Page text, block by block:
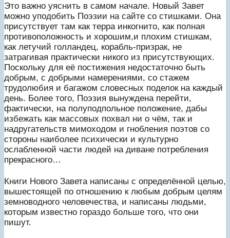
Это важно уяснить в самом начале. Новый Завет
можно уподобить Поэзии на сайте со стишками. Она
присутствует там как терра инкогнито, как полная
противоположность и хорошим,и плохим стишкам,
как летучий голландец, корабль-призрак, не
затрагивая практически никого из присутствующих.
Поскольку для её постижения недостаточно быть
добрым, с добрыми намерениями, со стажем
трудолюбия и багажом словесных поделок на каждый
день. Более того, Поэзия вынуждена перейти,
фактически, на полуподпольное положение, дабы
избежать как массовых похвал ни о чём, так и
надругательств мимоходом и гнобления поэтов со
стороны наиболее психически и культурно
ослабленной части людей на диване потребления
прекрасного…
Книги Нового Завета написаны с определённой целью,
вышестоящей по отношению к любым добрым целям
земноводного человечества, и написаны людьми,
которым известно гораздо больше того, что они
пишут.